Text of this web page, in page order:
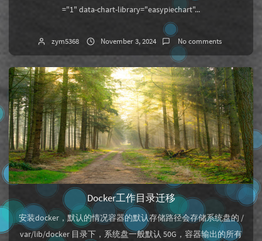
="1" data-chart-library="easypiechart"...
zym5368 November 3, 2024 No comments
Docker工作目录迁移
安装docker，默认的情况容器的默认存储路径会存储系统盘的 /
var/lib/docker 目录下，系统盘一般默认 50G，容器输出的所有